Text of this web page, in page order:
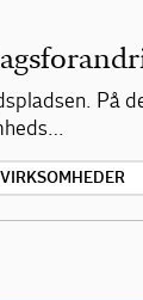
På